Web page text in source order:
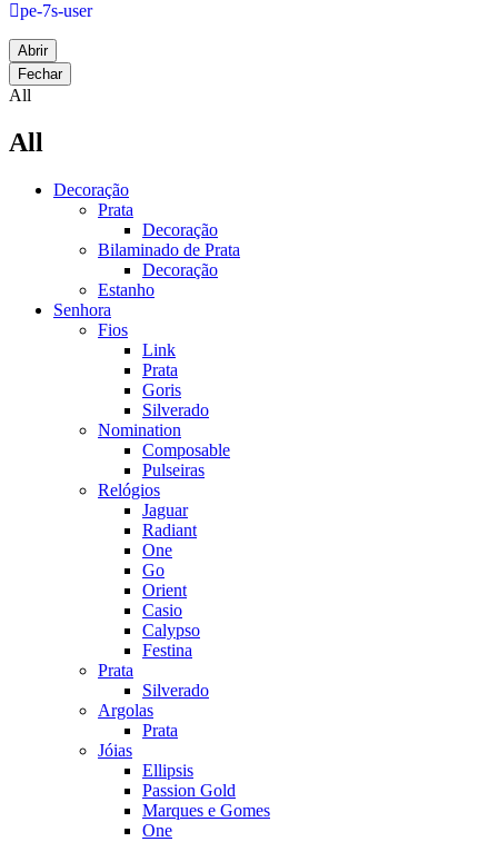
pe-7s-user
Abrir
Fechar
All
All
Decoração
Prata
Decoração
Bilaminado de Prata
Decoração
Estanho
Senhora
Fios
Link
Prata
Goris
Silverado
Nomination
Composable
Pulseiras
Relógios
Jaguar
Radiant
One
Go
Orient
Casio
Calypso
Festina
Prata
Silverado
Argolas
Prata
Jóias
Ellipsis
Passion Gold
Marques e Gomes
One